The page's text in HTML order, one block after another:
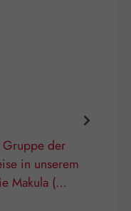
Gruppe der
in unserem
Makula (…